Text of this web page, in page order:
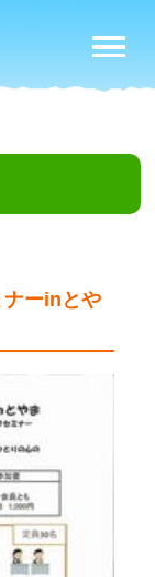
ナーinとや